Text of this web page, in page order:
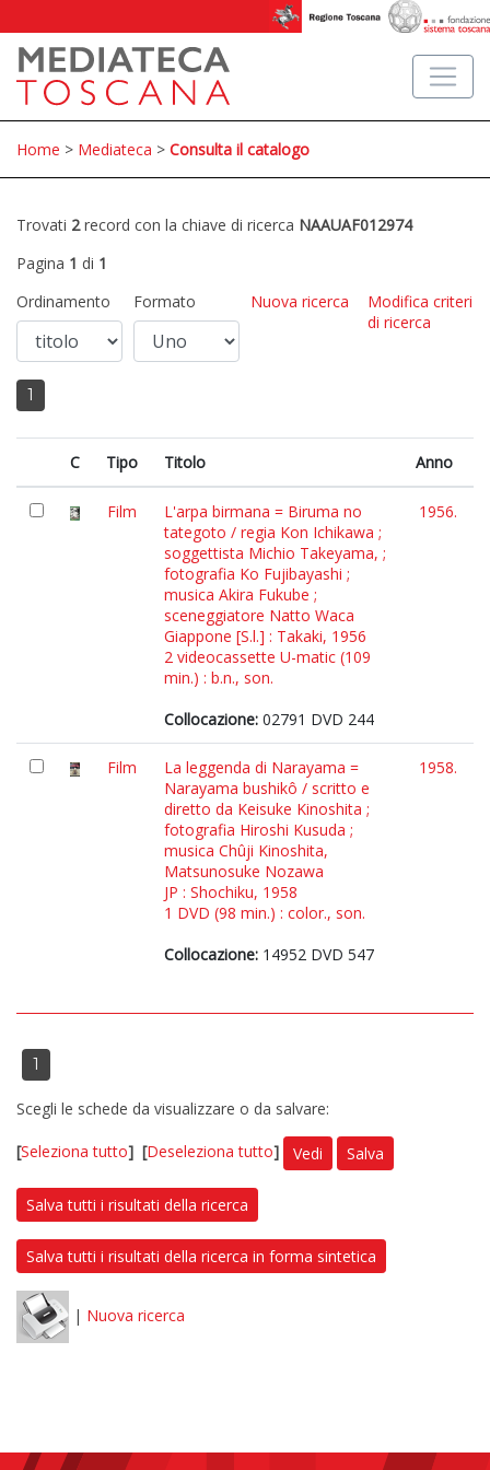
Home > Mediateca > Consulta il catalogo
Trovati 2record con la chiave di ricerca NAAUAF012974
Pagina 1 di 1
Ordinamento
Formato Nuova ricerca
Modifica criteri
di ricerca
1
C Tipo Titolo Anno
Film
L'arpa birmana = Biruma no
tategoto / regia Kon Ichikawa ;
soggettista Michio Takeyama, ;
fotografia Ko Fujibayashi ;
musica Akira Fukube ;
sceneggiatore Natto Waca
Giappone [S.l.] : Takaki, 1956
2 videocassette U-matic (109
min.) : b.n., son.
Collocazione: 02791 DVD 244
1956.
Film
La leggenda di Narayama =
Narayama bushikô / scritto e
diretto da Keisuke Kinoshita ;
fotografia Hiroshi Kusuda ;
musica Chûji Kinoshita,
Matsunosuke Nozawa
JP : Shochiku, 1958
1 DVD (98 min.) : color., son.
Collocazione: 14952 DVD 547
1958.
1
Scegli le schede da visualizzare o da salvare:
[Seleziona tutto] [Deseleziona tutto] Vedi Salva
Salva tutti i risultati della ricerca
Salva tutti i risultati della ricerca in forma sintetica
| Nuova ricerca